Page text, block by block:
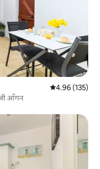
औसत रेटिंग 5 में से
4.96 (135)
आँगन